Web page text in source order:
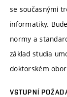
se současnými
informatiky.
normy a
základ studia
doktorském
VSTUPNÍ